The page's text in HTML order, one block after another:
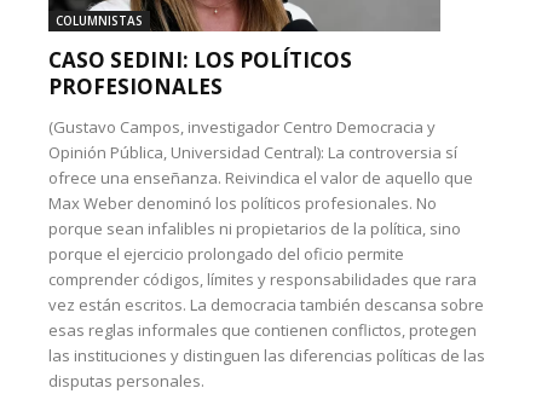
COLUMNISTAS
CASO SEDINI: LOS POLÍTICOS
PROFESIONALES
(Gustavo Campos, investigador Centro Democracia y
Opinión Pública, Universidad Central): La controversia sí
ofrece una enseñanza. Reivindica el valor de aquello que
Max Weber denominó los políticos profesionales. No
porque sean infalibles ni propietarios de la política, sino
porque el ejercicio prolongado del oficio permite
comprender códigos, límites y responsabilidades que rara
vez están escritos. La democracia también descansa sobre
esas reglas informales que contienen conflictos, protegen
las instituciones y distinguen las diferencias políticas de las
disputas personales.